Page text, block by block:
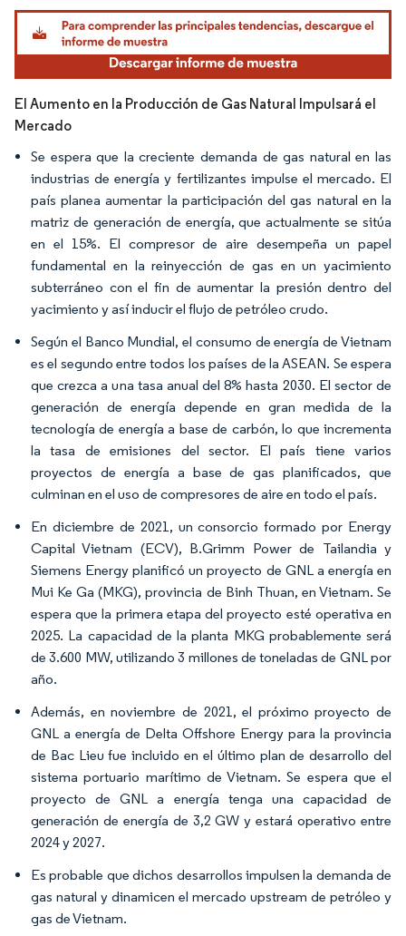
Imagen © Mordor Intelligence. El uso requiere atribución según CC BY 4.0.
El Aumento en la Producción de Gas Natural Impulsará el
Mercado
Se espera que la creciente demanda de gas natural en las
industrias de energía y fertilizantes impulse el mercado. El
país planea aumentar la participación del gas natural en la
matriz de generación de energía, que actualmente se sitúa
en el 15%. El compresor de aire desempeña un papel
fundamental en la reinyección de gas en un yacimiento
subterráneo con el fin de aumentar la presión dentro del
yacimiento y así inducir el flujo de petróleo crudo.
Según el Banco Mundial, el consumo de energía de Vietnam
es el segundo entre todos los países de la ASEAN. Se espera
que crezca a una tasa anual del 8% hasta 2030. El sector de
generación de energía depende en gran medida de la
tecnología de energía a base de carbón, lo que incrementa
la tasa de emisiones del sector. El país tiene varios
proyectos de energía a base de gas planificados, que
culminan en el uso de compresores de aire en todo el país.
En diciembre de 2021, un consorcio formado por Energy
Capital Vietnam (ECV), B.Grimm Power de Tailandia y
Siemens Energy planificó un proyecto de GNL a energía en
Mui Ke Ga (MKG), provincia de Binh Thuan, en Vietnam. Se
espera que la primera etapa del proyecto esté operativa en
2025. La capacidad de la planta MKG probablemente será
de 3.600 MW, utilizando 3 millones de toneladas de GNL por
año.
Además, en noviembre de 2021, el próximo proyecto de
GNL a energía de Delta Offshore Energy para la provincia
de Bac Lieu fue incluido en el último plan de desarrollo del
sistema portuario marítimo de Vietnam. Se espera que el
proyecto de GNL a energía tenga una capacidad de
generación de energía de 3,2 GW y estará operativo entre
2024 y 2027.
Es probable que dichos desarrollos impulsen la demanda de
gas natural y dinamicen el mercado upstream de petróleo y
gas de Vietnam.